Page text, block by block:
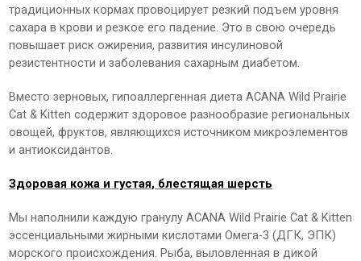
традиционных кормах провоцирует резкий подъем уровня
сахара в крови и резкое его падение. Это в свою очередь
повышает риск ожирения, развития инсулиновой
резистентности и заболевания сахарным диабетом.
Вместо зерновых, гипоаллергенная диета ACANA Wild Prairie
Сat & Kitten содержит здоровое разнообразие региональных
овощей, фруктов, являющихся источником микроэлементов
и антиоксидантов.
Здоровая кожа и густая, блестящая шерсть
Мы наполнили каждую гранулу ACANA Wild Prairie Сat & Kitten
эссенциальными жирными кислотами Омега-3 (ДГК, ЭПК)
морского происхождения. Рыба, выловленная в дикой